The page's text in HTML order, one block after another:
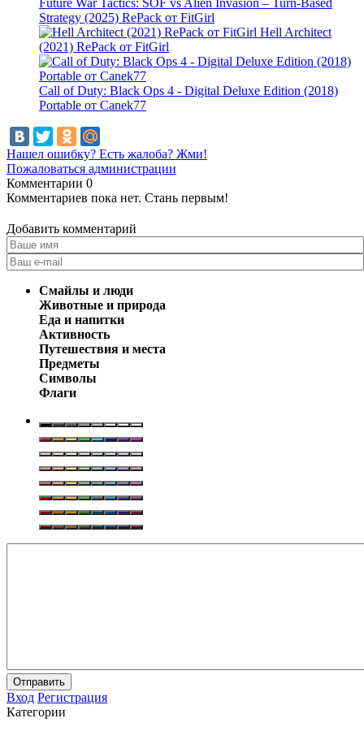
Strategy (2025) RePack от FitGirl
Hell Architect
(2021) RePack от FitGirl
Call of Duty: Black Ops 4 - Digital Deluxe Edition (2018)
Portable от Canek77
Нашел ошибку? Есть жалоба? Жми!
Пожаловаться администрации
Комментарии 0
Комментариев пока нет. Стань первым!
Добавить комментарий
Смайлы и люди
Животные и природа
Еда и напитки
Активность
Путешествия и места
Предметы
Символы
Флаги
Отправить
Вход Регистрация
Категории